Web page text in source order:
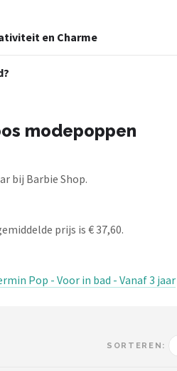
en Charme
modepoppen
bij Barbie Shop.
prijs is € 37,60.
Pop - Voor in bad - Vanaf 3 jaar
SORTEREN: